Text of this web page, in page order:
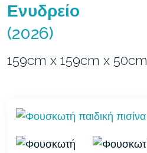
Ενυδρείο
(2026)
159cm x 159cm x 50cm